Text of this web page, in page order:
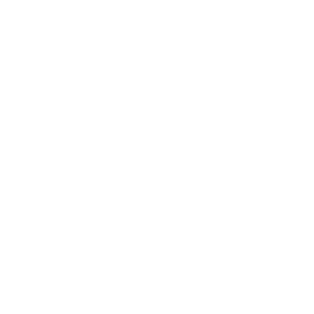
sombria, vestido todo de vermelho como
suas mãos tinha um ferro em brasas. As
eu irei marcar cada parte do seu corpo antes de
comigo e meus irmãos, sem que eu pudesse